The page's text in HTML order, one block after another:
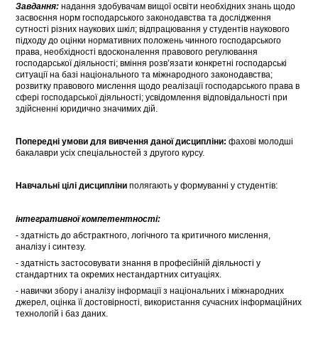
Завдання:надання здобувачам вищої освіти необхідних знань щодо
засвоєння норм господарського законодавства та дослідження
сутності різних наукових шкіл; відпрацювання у студентів наукового
підходу до оцінки нормативних положень чинного господарського
права, необхідності вдосконалення правового регулювання
господарської діяльності; вміння розв’язати конкретні господарські
ситуації на базі національного та міжнародного законодавства;
розвитку правового мислення щодо реалізації господарського права в
сфері господарської діяльності; усвідомлення відповідальності при
здійсненні юридично значимих дій.
Попередні умови для вивчення даної дисципліни:фахові молодші
бакалаври усіх спеціальностей з другого курсу.
Навчальні цілі дисципліниполягають у формуванні у студентів:
інтегративної компетентності:
- здатність до абстрактного, логічного та критичного мислення,
аналізу і синтезу.
- здатність застосовувати знання в професійній діяльності у
стандартних та окремих нестандартних ситуаціях.
- навички збору і аналізу інформації з національних і міжнародних
джерел, оцінка її достовірності, використання сучасних інформаційних
технологій і баз даних.